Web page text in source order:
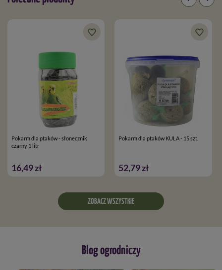
Pokarm dla ptaków - słonecznik
czarny 1 litr
16,49 zł
Pokarm dla ptaków KULA - 15 szt.
52,79 zł
ZOBACZ WSZYSTKIE
Blog ogrodniczy